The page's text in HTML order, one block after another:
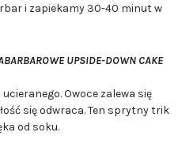
i zapiekamy 30-40 minut w
UPSIDE-DOWN CAKE
Owoce zalewa się
się odwraca. Ten sprytny trik
od soku.